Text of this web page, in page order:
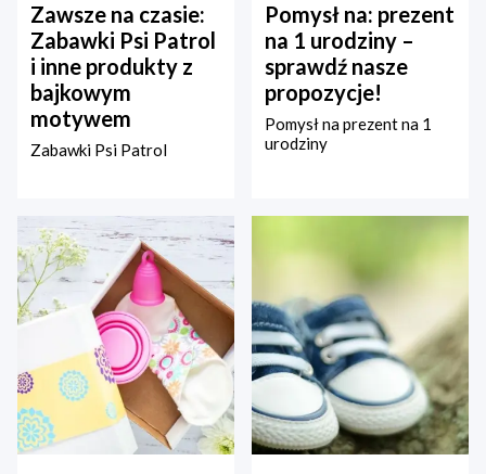
Zawsze na czasie:
Zabawki Psi Patrol
i inne produkty z
bajkowym
motywem
Zabawki Psi Patrol
Pomysł na: prezent
na 1 urodziny –
sprawdź nasze
propozycje!
Pomysł na prezent na 1
urodziny